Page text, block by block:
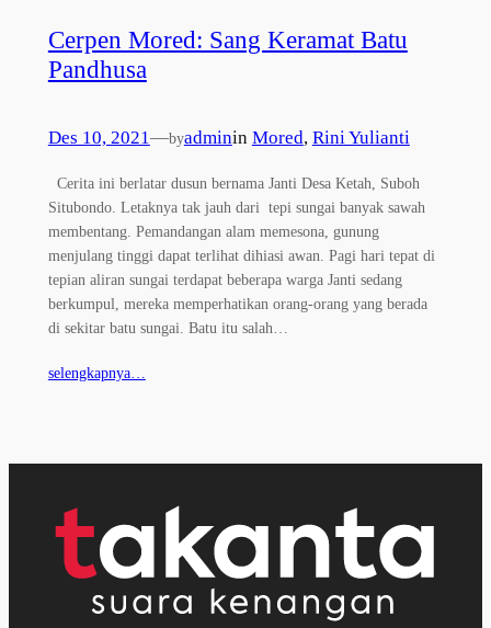
Cerpen Mored: Sang Keramat Batu
Pandhusa
Des 10, 2021—byadminin Mored, Rini Yulianti
Cerita ini berlatar dusun bernama Janti Desa Ketah, Suboh
Situbondo. Letaknya tak jauh dari tepi sungai banyak sawah
membentang. Pemandangan alam memesona, gunung
menjulang tinggi dapat terlihat dihiasi awan. Pagi hari tepat di
tepian aliran sungai terdapat beberapa warga Janti sedang
berkumpul, mereka memperhatikan orang-orang yang berada
di sekitar batu sungai. Batu itu salah…
selengkapnya…